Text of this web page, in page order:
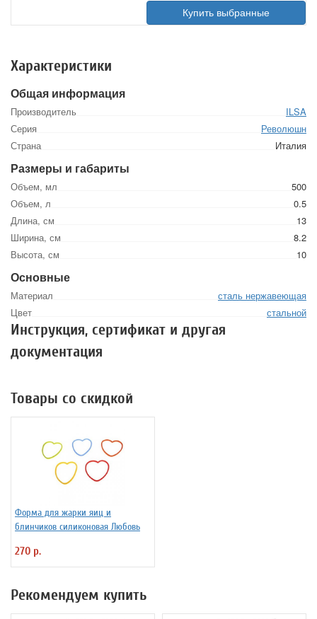
Купить выбранные
Характеристики
Общая информация
Производитель
ILSA
Серия
Революшн
Страна
Италия
Размеры и габариты
Объем, мл
500
Объем, л
0.5
Длина, см
13
Ширина, см
8.2
Высота, см
10
Основные
Материал
сталь нержавеющая
Цвет
стальной
Инструкция, сертификат и другая
документация
Товары со скидкой
Форма для жарки яиц и
блинчиков силиконовая Любовь
270 р.
Рекомендуем купить